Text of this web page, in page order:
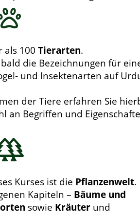
als 100 Tierarten.
die Bezeichnungen für
und Insektenarten auf
der Tiere erfahren Sie
an Begriffen und
Kurses ist die Pflanzenwelt.
Kapiteln – Bäume und
sowie Kräuter und